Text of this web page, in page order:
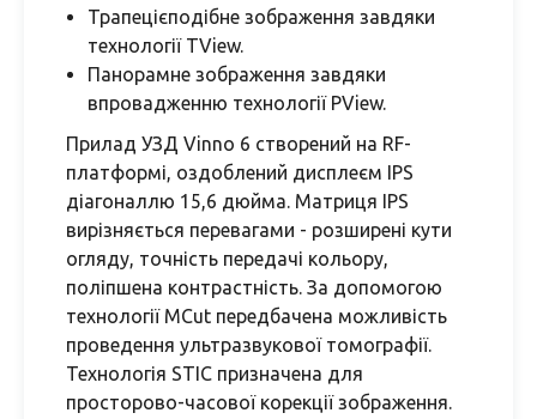
Трапецієподібне зображення завдяки
технології TView.
Панорамне зображення завдяки
впровадженню технології PView.
Прилад УЗД Vinno 6 створений на RF-
платформі, оздоблений дисплеєм IPS
діагоналлю 15,6 дюйма. Матриця IPS
вирізняється перевагами - розширені кути
огляду, точність передачі кольору,
поліпшена контрастність. За допомогою
технології MCut передбачена можливість
проведення ультразвукової томографії.
Технологія STIC призначена для
просторово-часової корекції зображення.